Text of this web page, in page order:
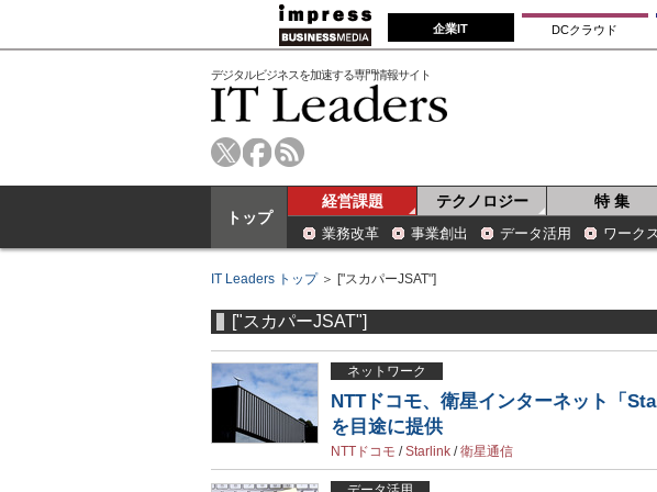
企業IT DCクラウド
デジタルビジネスを加速する専門情報サイト
トップ
経営課題 テクノロジー 特 集
業務改革 事業創出 データ活用 ワーク
IT Leaders トップ＞ ["スカパーJSAT"]
["スカパーJSAT"]
ネットワーク
NTTドコモ、衛星インターネット「
を目途に提供
NTTドコモ /Starlink /衛星通信